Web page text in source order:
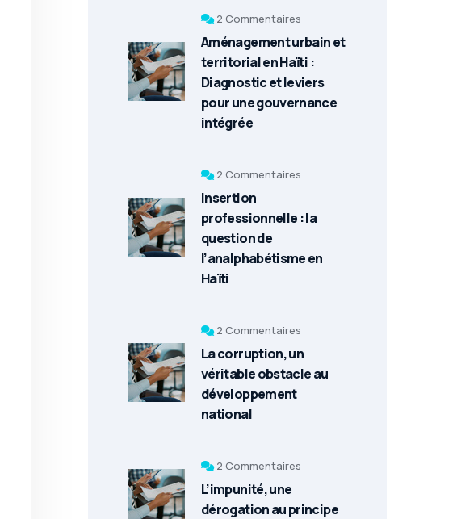
2 Commentaires
Aménagement urbain et
territorial en Haïti :
Diagnostic et leviers
pour une gouvernance
intégrée
2 Commentaires
Insertion
professionnelle : la
question de
l’analphabétisme en
Haïti
2 Commentaires
La corruption, un
véritable obstacle au
développement
national
2 Commentaires
L’impunité, une
dérogation au principe